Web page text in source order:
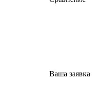
Ваша заявка